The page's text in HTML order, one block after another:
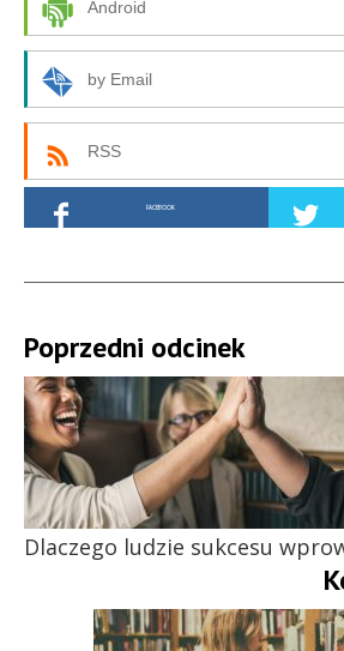
Android
by Email
RSS
FACEBOOK
Poprzedni odcinek
Dlaczego ludzie sukcesu